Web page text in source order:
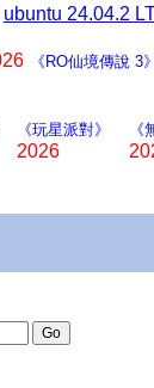
ubuntu 24.04.2
《RO仙境傳說 3
《玩星派對》
2026